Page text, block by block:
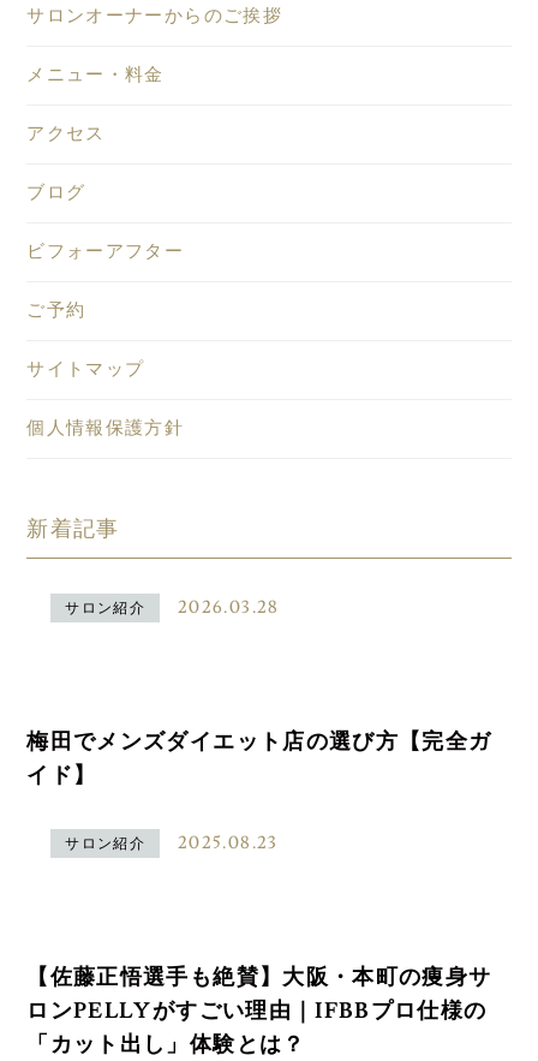
サロンオーナーからのご挨拶
メニュー・料金
アクセス
ブログ
ビフォーアフター
ご予約
サイトマップ
個人情報保護方針
新着記事
サロン紹介 2026.03.28
梅田でメンズダイエット店の選び方【完全ガ
イド】
サロン紹介 2025.08.23
【佐藤正悟選手も絶賛】大阪・本町の痩身サ
ロンPELLYがすごい理由｜IFBBプロ仕様の
「カット出し」体験とは？